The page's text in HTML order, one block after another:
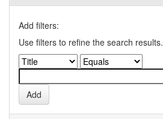
Add filters:
Use filters to refine the search results.